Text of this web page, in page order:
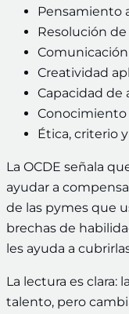
Pensamiento
Resolución
Creatividad
Capacidad de
Conocimiento
Ética, criterio
La OCDE señala
ayudar a
de las pymes que
brechas de
les ayuda a
La lectura es clara:
talento, pero